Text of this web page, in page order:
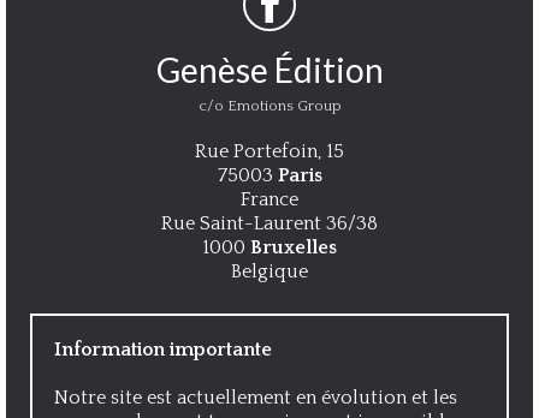
Genèse Édition
c/o Emotions Group
Rue Portefoin, 15
75003 Paris
France
Rue Saint-Laurent 36/38
1000 Bruxelles
Belgique
Information importante
Notre site est actuellement en évolution et les